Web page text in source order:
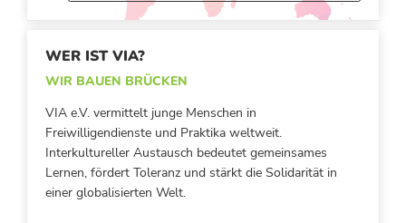
WER IST VIA?
WIR BAUEN BRÜCKEN
VIA e.V. vermittelt junge Menschen in
Freiwilligendienste und Praktika weltweit.
Interkultureller Austausch bedeutet gemeinsames
Lernen, fördert Toleranz und stärkt die Solidarität in
einer globalisierten Welt.